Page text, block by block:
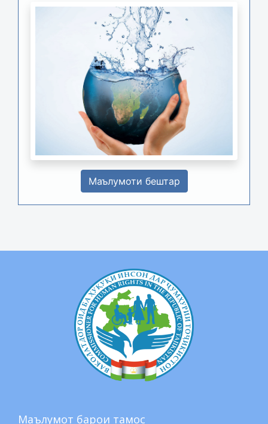
Маълумоти бештар
Маълумот барои тамос